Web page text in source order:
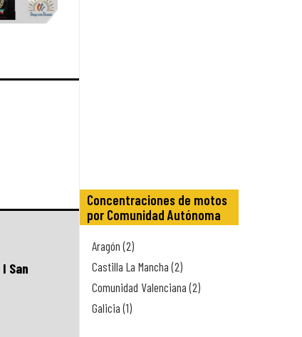
I San
Concentraciones de motos
por Comunidad Autónoma
Aragón (2)
Castilla La Mancha (2)
Comunidad Valenciana (2)
Galicia (1)